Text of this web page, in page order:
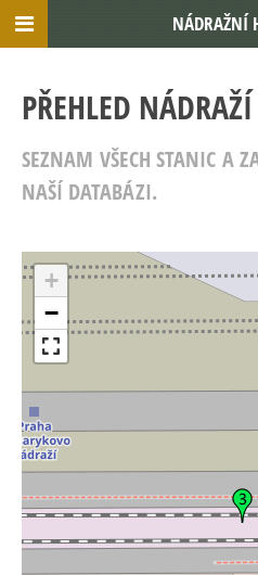
PŘEHLED NÁDRAŽÍ
SEZNAM VŠECH STANIC A
NAŠÍ DATABÁZI.
+
−
NÁDRAŽNÍ